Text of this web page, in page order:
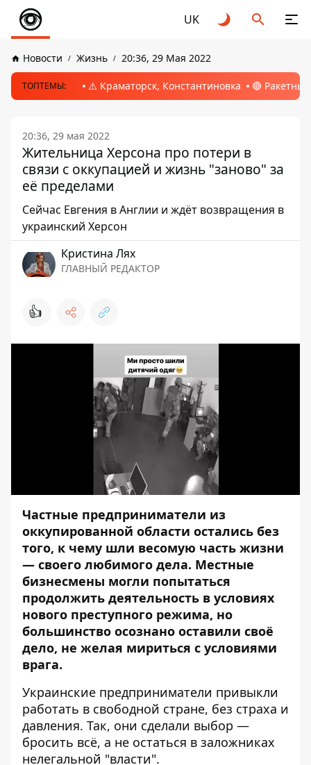
UK
Новости Жизнь 20:36, 29 Мая 2022
ТОПТЕМЫ: ⚠️ Краматорск, Константиновка 🔴
20:36, 29 мая 2022
Жительница Херсона про потери в
связи с оккупацией и жизнь "заново" за
её пределами
Сейчас Евгения в Англии и ждёт возвращения в
украинский Херсон
Кристина Лях
ГЛАВНЫЙ РЕДАКТОР
👍
Частные предприниматели из
оккупированной области остались без
того, к чему шли весомую часть жизни
— своего любимого дела. Местные
бизнесмены могли попытаться
продолжить деятельность в условиях
нового преступного режима, но
большинство осознано оставили своё
дело, не желая мириться с условиями
врага.
Украинские предприниматели привыкли
работать в свободной стране, без страха и
давления. Так, они сделали выбор —
бросить всё, а не остаться в заложниках
нелегальной "власти".